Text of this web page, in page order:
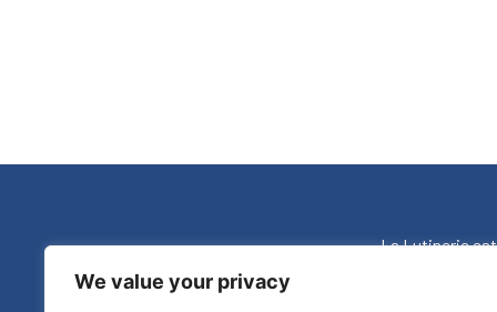
We value your privacy
La Lutinerie